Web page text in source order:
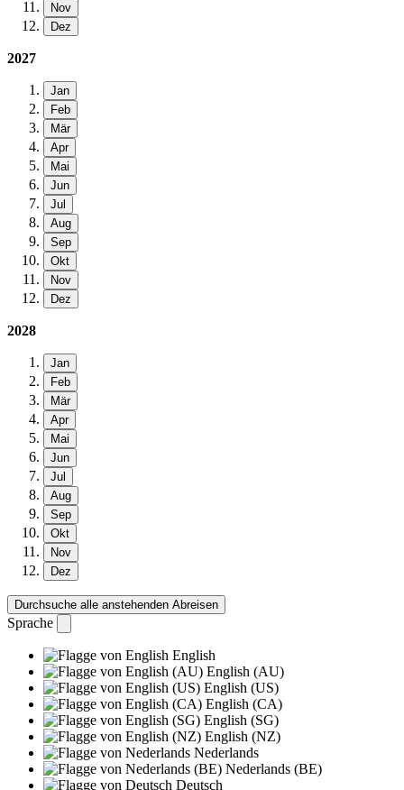
Nov
Dez
2027
Jan
Feb
Mär
Apr
Mai
Jun
Jul
Aug
Sep
Okt
Nov
Dez
2028
Jan
Feb
Mär
Apr
Mai
Jun
Jul
Aug
Sep
Okt
Nov
Dez
Durchsuche alle anstehenden Abreisen
Sprache
English
English (AU)
English (US)
English (CA)
English (SG)
English (NZ)
Nederlands
Nederlands (BE)
Deutsch